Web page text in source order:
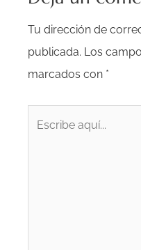
Tu dirección de
publicada. Los
marcados con *